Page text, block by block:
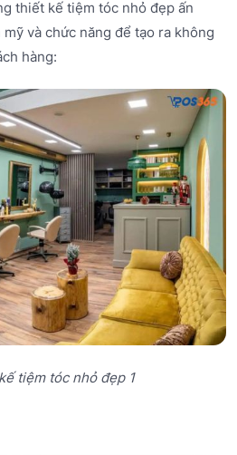
thiết kế tiệm tóc nhỏ đẹp ấn
và chức năng để tạo ra không
hàng:
tiệm tóc nhỏ đẹp 1